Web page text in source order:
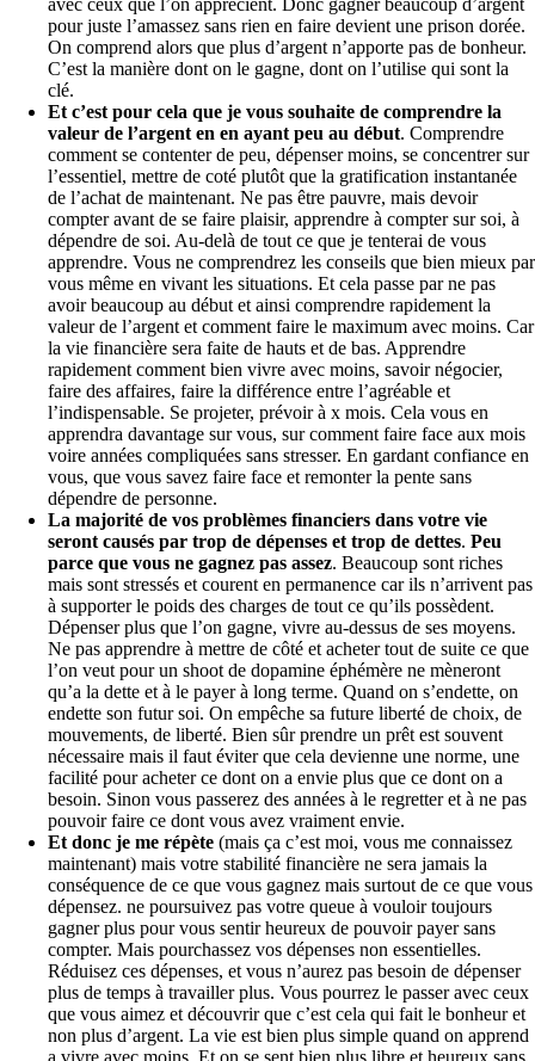
avec ceux que l’on apprécient. Donc gagner beaucoup d’argent
pour juste l’amassez sans rien en faire devient une prison dorée.
On comprend alors que plus d’argent n’apporte pas de bonheur.
C’est la manière dont on le gagne, dont on l’utilise qui sont la
clé.
Et c’est pour cela que je vous souhaite de comprendre la
valeur de l’argent en en ayant peu au début. Comprendre
comment se contenter de peu, dépenser moins, se concentrer sur
l’essentiel, mettre de coté plutôt que la gratification instantanée
de l’achat de maintenant. Ne pas être pauvre, mais devoir
compter avant de se faire plaisir, apprendre à compter sur soi, à
dépendre de soi. Au-delà de tout ce que je tenterai de vous
apprendre. Vous ne comprendrez les conseils que bien mieux par
vous même en vivant les situations. Et cela passe par ne pas
avoir beaucoup au début et ainsi comprendre rapidement la
valeur de l’argent et comment faire le maximum avec moins. Car
la vie financière sera faite de hauts et de bas. Apprendre
rapidement comment bien vivre avec moins, savoir négocier,
faire des affaires, faire la différence entre l’agréable et
l’indispensable. Se projeter, prévoir à x mois. Cela vous en
apprendra davantage sur vous, sur comment faire face aux mois
voire années compliquées sans stresser. En gardant confiance en
vous, que vous savez faire face et remonter la pente sans
dépendre de personne.
La majorité de vos problèmes financiers dans votre vie
seront causés par trop de dépenses et trop de dettes. Peu
parce que vous ne gagnez pas assez. Beaucoup sont riches
mais sont stressés et courent en permanence car ils n’arrivent pas
à supporter le poids des charges de tout ce qu’ils possèdent.
Dépenser plus que l’on gagne, vivre au-dessus de ses moyens.
Ne pas apprendre à mettre de côté et acheter tout de suite ce que
l’on veut pour un shoot de dopamine éphémère ne mèneront
qu’a la dette et à le payer à long terme. Quand on s’endette, on
endette son futur soi. On empêche sa future liberté de choix, de
mouvements, de liberté. Bien sûr prendre un prêt est souvent
nécessaire mais il faut éviter que cela devienne une norme, une
facilité pour acheter ce dont on a envie plus que ce dont on a
besoin. Sinon vous passerez des années à le regretter et à ne pas
pouvoir faire ce dont vous avez vraiment envie.
Et donc je me répète (mais ça c’est moi, vous me connaissez
maintenant) mais votre stabilité financière ne sera jamais la
conséquence de ce que vous gagnez mais surtout de ce que vous
dépensez. ne poursuivez pas votre queue à vouloir toujours
gagner plus pour vous sentir heureux de pouvoir payer sans
compter. Mais pourchassez vos dépenses non essentielles.
Réduisez ces dépenses, et vous n’aurez pas besoin de dépenser
plus de temps à travailler plus. Vous pourrez le passer avec ceux
que vous aimez et découvrir que c’est cela qui fait le bonheur et
non plus d’argent. La vie est bien plus simple quand on apprend